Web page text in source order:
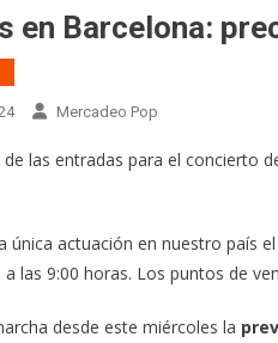
en Barcelona:
Mercadeo Pop
las entradas para el concierto
única actuación en nuestro país
las 9:00 horas. Los puntos de
desde este miércoles la